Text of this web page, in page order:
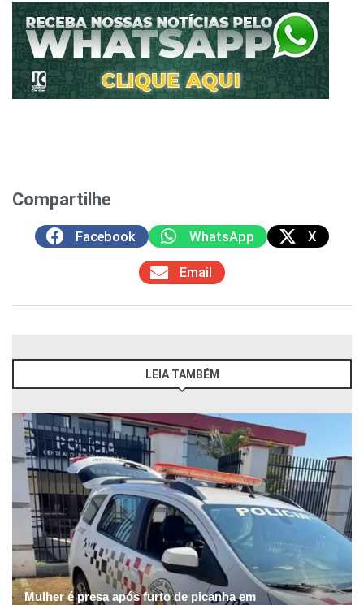
Compartilhe
Facebook WhatsApp X
Email
LEIA TAMBÉM
Mulher é presa após furto de picanha em